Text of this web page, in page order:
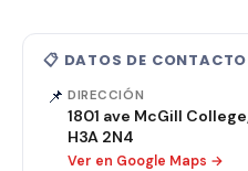
📋 DATOS DE CONTACTO
📌 DIRECCIÓN
1801 ave McGill
H3A 2N4
Ver en Google Maps →